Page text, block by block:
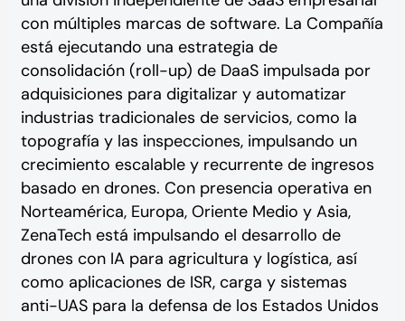
con múltiples marcas de software. La Compañía
está ejecutando una estrategia de
consolidación (roll-up) de DaaS impulsada por
adquisiciones para digitalizar y automatizar
industrias tradicionales de servicios, como la
topografía y las inspecciones, impulsando un
crecimiento escalable y recurrente de ingresos
basado en drones. Con presencia operativa en
Norteamérica, Europa, Oriente Medio y Asia,
ZenaTech está impulsando el desarrollo de
drones con IA para agricultura y logística, así
como aplicaciones de ISR, carga y sistemas
anti-UAS para la defensa de los Estados Unidos